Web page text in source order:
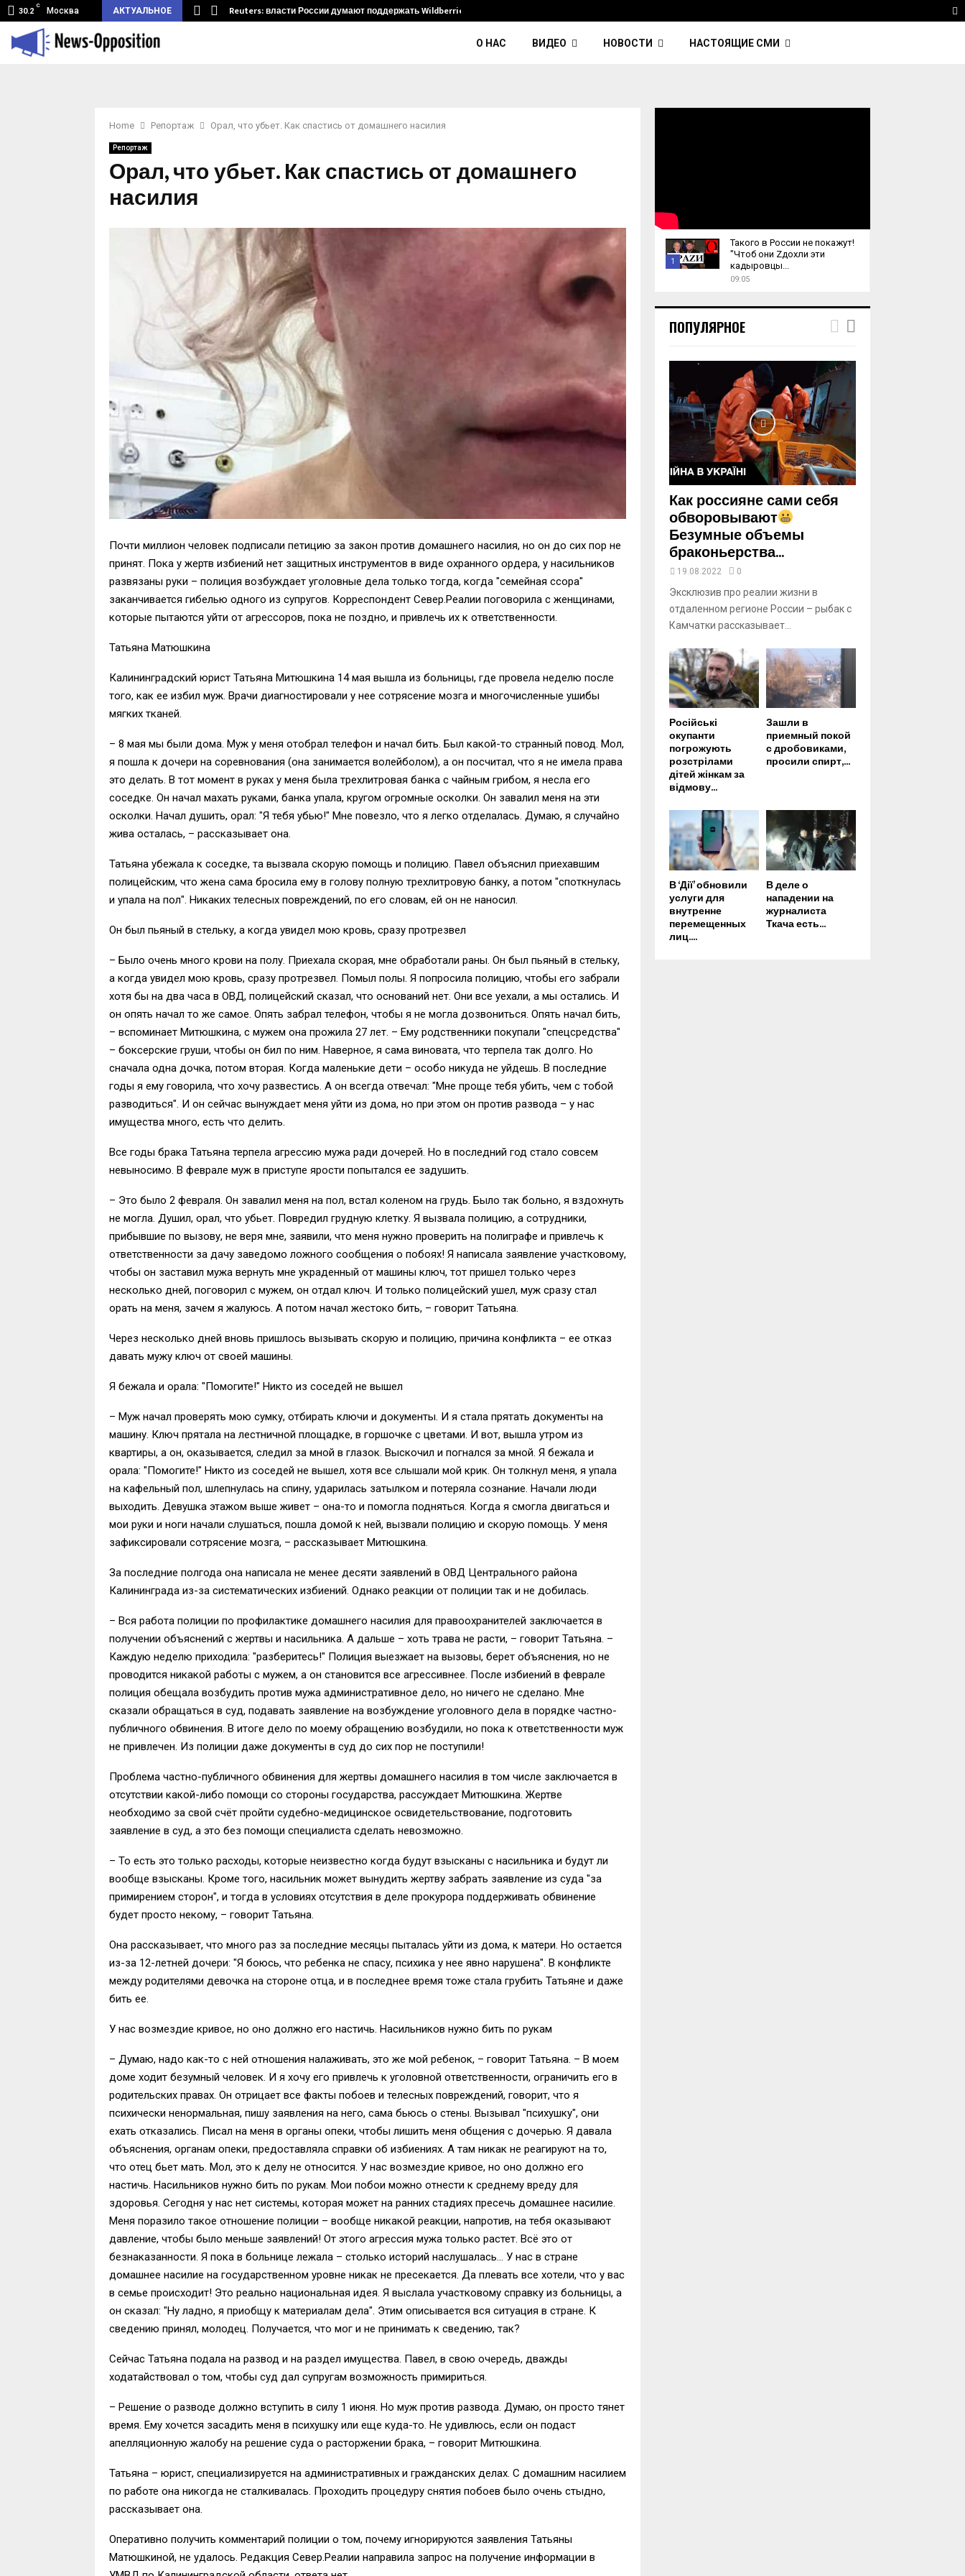
30.2
C
Москва АКТУАЛЬНОЕ
туннель из Беларуси.… Reuters: власти России думают поддержать Wildberries и его…
О НАС ВИДЕО НОВОСТИ НАСТОЯЩИЕ СМИ
Home Репортаж Орал, что убьет. Как спастись от домашнего насилия
Репортаж
Орал, что убьет. Как спастись от домашнего
насилия
Почти миллион человек подписали петицию за закон против домашнего насилия, но он до сих пор не
принят. Пока у жертв избиений нет защитных инструментов в виде охранного ордера, у насильников
развязаны руки – полиция возбуждает уголовные дела только тогда, когда "семейная ссора"
заканчивается гибелью одного из супругов. Корреспондент Север.Реалии поговорила с женщинами,
которые пытаются уйти от агрессоров, пока не поздно, и привлечь их к ответственности.
Татьяна Матюшкина
Калининградский юрист Татьяна Митюшкина 14 мая вышла из больницы, где провела неделю после
того, как ее избил муж. Врачи диагностировали у нее сотрясение мозга и многочисленные ушибы
мягких тканей.
– 8 мая мы были дома. Муж у меня отобрал телефон и начал бить. Был какой-то странный повод. Мол,
я пошла к дочери на соревнования (она занимается волейболом), а он посчитал, что я не имела права
это делать. В тот момент в руках у меня была трехлитровая банка с чайным грибом, я несла его
соседке. Он начал махать руками, банка упала, кругом огромные осколки. Он завалил меня на эти
осколки. Начал душить, орал: "Я тебя убью!" Мне повезло, что я легко отделалась. Думаю, я случайно
жива осталась, – рассказывает она.
Татьяна убежала к соседке, та вызвала скорую помощь и полицию. Павел объяснил приехавшим
полицейским, что жена сама бросила ему в голову полную трехлитровую банку, а потом "споткнулась
и упала на пол". Никаких телесных повреждений, по его словам, ей он не наносил.
Он был пьяный в стельку, а когда увидел мою кровь, сразу протрезвел
– Было очень много крови на полу. Приехала скорая, мне обработали раны. Он был пьяный в стельку,
а когда увидел мою кровь, сразу протрезвел. Помыл полы. Я попросила полицию, чтобы его забрали
хотя бы на два часа в ОВД, полицейский сказал, что оснований нет. Они все уехали, а мы остались. И
он опять начал то же самое. Опять забрал телефон, чтобы я не могла дозвониться. Опять начал бить,
– вспоминает Митюшкина, с мужем она прожила 27 лет. – Ему родственники покупали "спецсредства"
– боксерские груши, чтобы он бил по ним. Наверное, я сама виновата, что терпела так долго. Но
сначала одна дочка, потом вторая. Когда маленькие дети – особо никуда не уйдешь. В последние
годы я ему говорила, что хочу развестись. А он всегда отвечал: "Мне проще тебя убить, чем с тобой
разводиться". И он сейчас вынуждает меня уйти из дома, но при этом он против развода – у нас
имущества много, есть что делить.
Все годы брака Татьяна терпела агрессию мужа ради дочерей. Но в последний год стало совсем
невыносимо. В феврале муж в приступе ярости попытался ее задушить.
– Это было 2 февраля. Он завалил меня на пол, встал коленом на грудь. Было так больно, я вздохнуть
не могла. Душил, орал, что убьет. Повредил грудную клетку. Я вызвала полицию, а сотрудники,
прибывшие по вызову, не веря мне, заявили, что меня нужно проверить на полиграфе и привлечь к
ответственности за дачу заведомо ложного сообщения о побоях! Я написала заявление участковому,
чтобы он заставил мужа вернуть мне украденный от машины ключ, тот пришел только через
несколько дней, поговорил с мужем, он отдал ключ. И только полицейский ушел, муж сразу стал
орать на меня, зачем я жалуюсь. А потом начал жестоко бить, – говорит Татьяна.
Через несколько дней вновь пришлось вызывать скорую и полицию, причина конфликта – ее отказ
давать мужу ключ от своей машины.
Я бежала и орала: "Помогите!" Никто из соседей не вышел
– Муж начал проверять мою сумку, отбирать ключи и документы. И я стала прятать документы на
машину. Ключ прятала на лестничной площадке, в горшочке с цветами. И вот, вышла утром из
квартиры, а он, оказывается, следил за мной в глазок. Выскочил и погнался за мной. Я бежала и
орала: "Помогите!" Никто из соседей не вышел, хотя все слышали мой крик. Он толкнул меня, я упала
на кафельный пол, шлепнулась на спину, ударилась затылком и потеряла сознание. Начали люди
выходить. Девушка этажом выше живет – она-то и помогла подняться. Когда я смогла двигаться и
мои руки и ноги начали слушаться, пошла домой к ней, вызвали полицию и скорую помощь. У меня
зафиксировали сотрясение мозга, – рассказывает Митюшкина.
За последние полгода она написала не менее десяти заявлений в ОВД Центрального района
Калининграда из-за систематических избиений. Однако реакции от полиции так и не добилась.
– Вся работа полиции по профилактике домашнего насилия для правоохранителей заключается в
получении объяснений с жертвы и насильника. А дальше – хоть трава не расти, – говорит Татьяна. –
Каждую неделю приходила: "разберитесь!" Полиция выезжает на вызовы, берет объяснения, но не
проводится никакой работы с мужем, а он становится все агрессивнее. После избиений в феврале
полиция обещала возбудить против мужа административное дело, но ничего не сделано. Мне
сказали обращаться в суд, подавать заявление на возбуждение уголовного дела в порядке частно-
публичного обвинения. В итоге дело по моему обращению возбудили, но пока к ответственности муж
не привлечен. Из полиции даже документы в суд до сих пор не поступили!
Проблема частно-публичного обвинения для жертвы домашнего насилия в том числе заключается в
отсутствии какой-либо помощи со стороны государства, рассуждает Митюшкина. Жертве
необходимо за свой счёт пройти судебно-медицинское освидетельствование, подготовить
заявление в суд, а это без помощи специалиста сделать невозможно.
– То есть это только расходы, которые неизвестно когда будут взысканы с насильника и будут ли
вообще взысканы. Кроме того, насильник может вынудить жертву забрать заявление из суда "за
примирением сторон", и тогда в условиях отсутствия в деле прокурора поддерживать обвинение
будет просто некому, – говорит Татьяна.
Она рассказывает, что много раз за последние месяцы пыталась уйти из дома, к матери. Но остается
из-за 12-летней дочери: "Я боюсь, что ребенка не спасу, психика у нее явно нарушена". В конфликте
между родителями девочка на стороне отца, и в последнее время тоже стала грубить Татьяне и даже
бить ее.
У нас возмездие кривое, но оно должно его настичь. Насильников нужно бить по рукам
– Думаю, надо как-то с ней отношения налаживать, это же мой ребенок, – говорит Татьяна. – В моем
доме ходит безумный человек. И я хочу его привлечь к уголовной ответственности, ограничить его в
родительских правах. Он отрицает все факты побоев и телесных повреждений, говорит, что я
психически ненормальная, пишу заявления на него, сама бьюсь о стены. Вызывал "психушку", они
ехать отказались. Писал на меня в органы опеки, чтобы лишить меня общения с дочерью. Я давала
объяснения, органам опеки, предоставляла справки об избиениях. А там никак не реагируют на то,
что отец бьет мать. Мол, это к делу не относится. У нас возмездие кривое, но оно должно его
настичь. Насильников нужно бить по рукам. Мои побои можно отнести к среднему вреду для
здоровья. Сегодня у нас нет системы, которая может на ранних стадиях пресечь домашнее насилие.
Меня поразило такое отношение полиции – вообще никакой реакции, напротив, на тебя оказывают
давление, чтобы было меньше заявлений! От этого агрессия мужа только растет. Всё это от
безнаказанности. Я пока в больнице лежала – столько историй наслушалась… У нас в стране
домашнее насилие на государственном уровне никак не пресекается. Да плевать все хотели, что у вас
в семье происходит! Это реально национальная идея. Я выслала участковому справку из больницы, а
он сказал: "Ну ладно, я приобщу к материалам дела". Этим описывается вся ситуация в стране. К
сведению принял, молодец. Получается, что мог и не принимать к сведению, так?
Сейчас Татьяна подала на развод и на раздел имущества. Павел, в свою очередь, дважды
ходатайствовал о том, чтобы суд дал супругам возможность примириться.
– Решение о разводе должно вступить в силу 1 июня. Но муж против развода. Думаю, он просто тянет
время. Ему хочется засадить меня в психушку или еще куда-то. Не удивлюсь, если он подаст
апелляционную жалобу на решение суда о расторжении брака, – говорит Митюшкина.
Татьяна – юрист, специализируется на административных и гражданских делах. С домашним насилием
по работе она никогда не сталкивалась. Проходить процедуру снятия побоев было очень стыдно,
рассказывает она.
Оперативно получить комментарий полиции о том, почему игнорируются заявления Татьяны
Матюшкиной, не удалось. Редакция Север.Реалии направила запрос на получение информации в
1
u
m
u
b
e
Такого в России не покажут!
"Чтоб они Zдохли эти
кадыровцы...
09:05
ПОПУЛЯРНОЕ
Как россияне сами себя
обворовывают
Безумные объемы
браконьерства...
19.08.2022 0
Эксклюзив про реалии жизни в
отдаленном регионе России – рыбак с
Камчатки рассказывает...
Російські
окупанти
погрожують
розстрілами
дітей жінкам за
відмову...
Зашли в
приемный покой
с дробовиками,
просили спирт,...
В ‘Дії’ обновили
услуги для
внутренне
перемещенных
лиц....
В деле о
нападении на
журналиста
Ткача есть...